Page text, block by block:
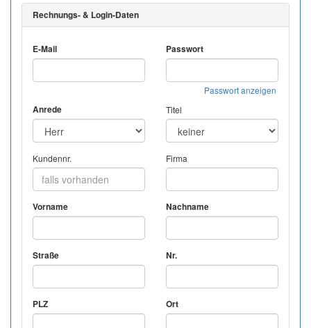
Rechnungs- & Login-Daten
E-Mail Passwort
Passwort anzeigen
Anrede Titel
Kundennr. Firma
Vorname Nachname
Straße Nr.
PLZ Ort